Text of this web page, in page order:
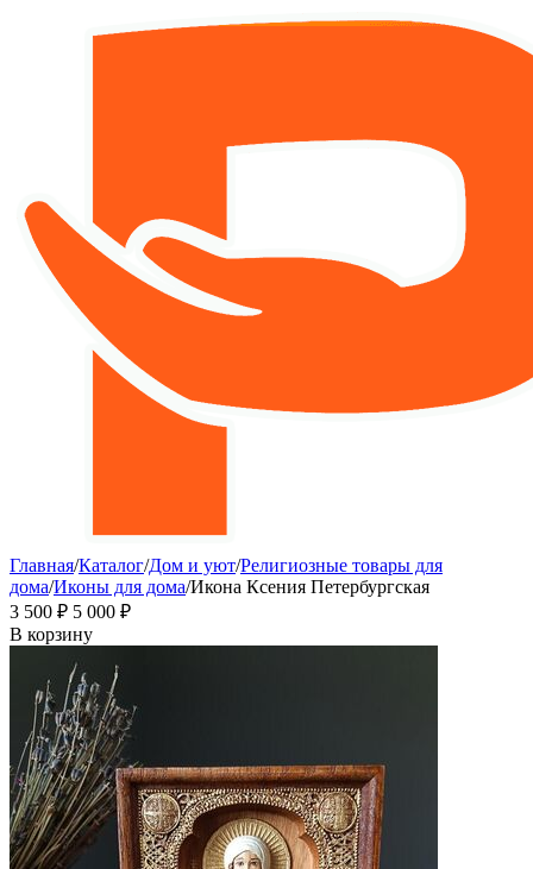
Главная/Каталог/Дом и уют/Религиозные товары для
дома/Иконы для дома/Икона Ксения Петербургская
3 500 ₽ 5 000 ₽
В корзину